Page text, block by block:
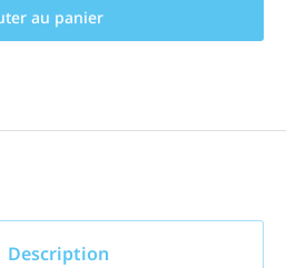
au panier
Description